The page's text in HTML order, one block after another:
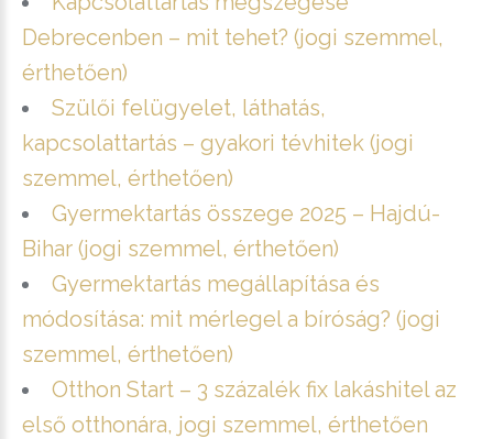
Debrecenben – mit tehet? (jogi szemmel,
érthetően)
Szülői felügyelet, láthatás,
kapcsolattartás – gyakori tévhitek (jogi
szemmel, érthetően)
Gyermektartás összege 2025 – Hajdú-
Bihar (jogi szemmel, érthetően)
Gyermektartás megállapítása és
módosítása: mit mérlegel a bíróság? (jogi
szemmel, érthetően)
Otthon Start – 3 százalék fix lakáshitel az
első otthonára, jogi szemmel, érthetően